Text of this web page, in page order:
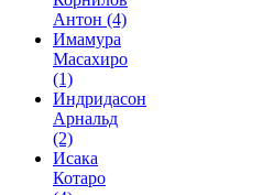
Антон (4)
Имамура
Масахиро
(1)
Индридасон
Арнальд
(2)
Исака
Котаро